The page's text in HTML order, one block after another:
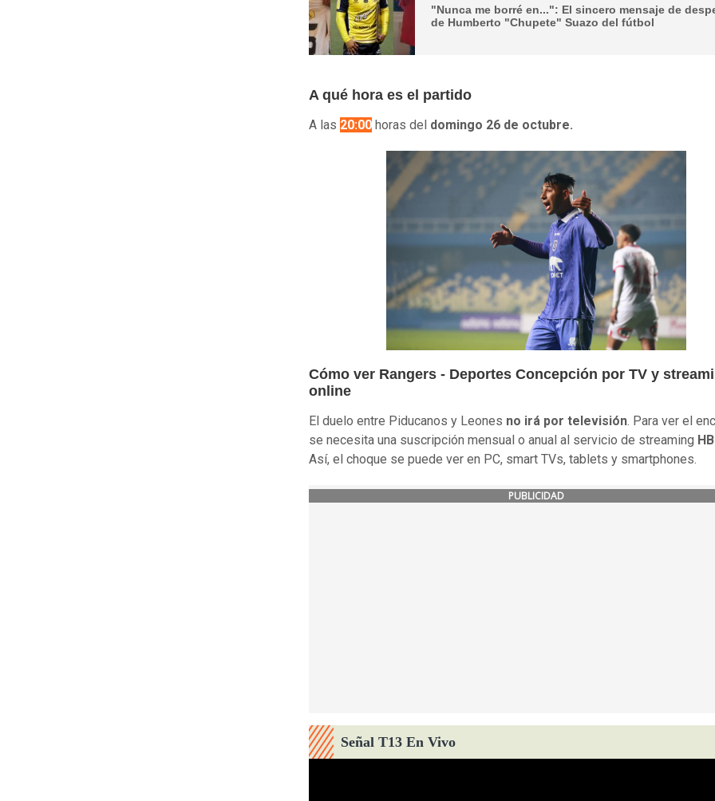
"Nunca me borré en...": El sincero mensaje de
de Humberto "Chupete" Suazo del fútbol
A qué hora es el partido
A las 20:00 horas del domingo 26 de octubre.
Cómo ver Rangers - Deportes Concepción por TV y
online
El duelo entre Piducanos y Leones no irá por televisión. Para ver el
se necesita una suscripción mensual o anual al servicio de streaming
Así, el choque se puede ver en PC, smart TVs, tablets y smartphones.
PUBLICIDAD
Señal T13 En Vivo